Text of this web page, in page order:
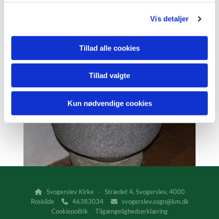
Vis detaljer
Tillad alle cookies
Tillad valgte
Kun nødvendige cookies
Svogerslev Kirke · Strædet 4, Svogerslev, 4000
Roskilde
46383034 svogerslev.sogn@km.dk
Cookiepolitik
Tilgængelighedserklæring